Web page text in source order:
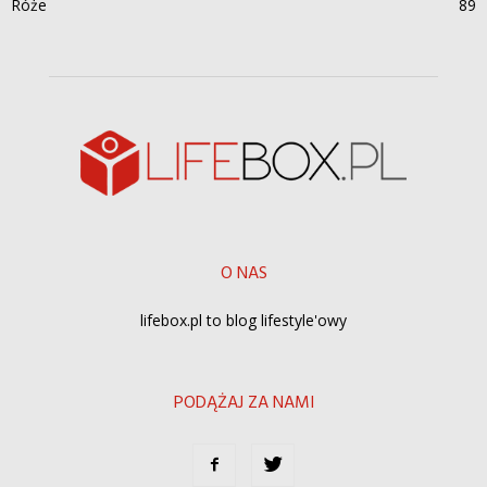
Róże 89
O NAS
lifebox.pl to blog lifestyle'owy
PODĄŻAJ ZA NAMI